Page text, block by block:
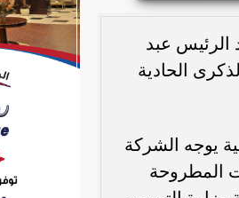
الرئيس عبد
الحادية
يوجه الشركة
والمنتجات المطروحة